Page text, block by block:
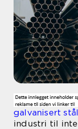
galvanisert stål
industri til